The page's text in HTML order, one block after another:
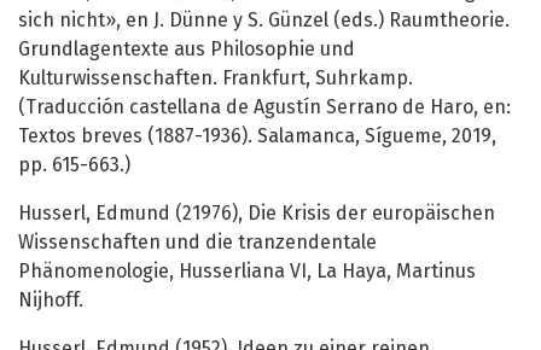
sich nicht», en J. Dünne y S. Günzel (eds.) Raumtheorie.
Grundlagentexte aus Philosophie und
Kulturwissenschaften. Frankfurt, Suhrkamp.
(Traducción castellana de Agustín Serrano de Haro, en:
Textos breves (1887-1936). Salamanca, Sígueme, 2019,
pp. 615-663.)
Husserl, Edmund (21976), Die Krisis der europäischen
Wissenschaften und die tranzendentale
Phänomenologie, Husserliana VI, La Haya, Martinus
Nijhoff.